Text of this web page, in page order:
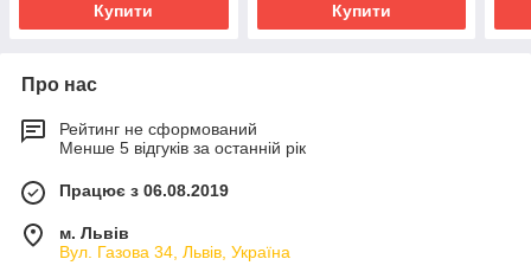
Купити Купити
Про нас
Рейтинг не сформований
Менше 5 відгуків за останній рік
Працює з 06.08.2019
м. Львів
Вул. Газова 34, Львів, Україна